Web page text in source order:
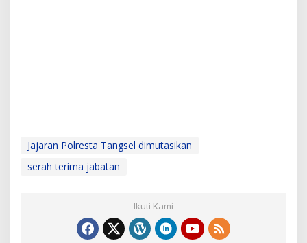
Jajaran Polresta Tangsel dimutasikan
serah terima jabatan
Ikuti Kami